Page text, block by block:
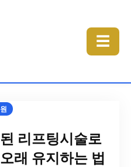
☰
리프팅시술로
래 유지하는 법